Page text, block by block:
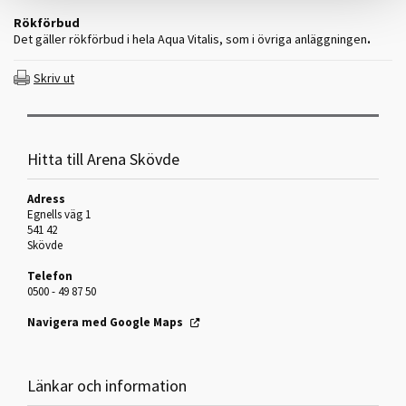
Rökförbud
Det gäller rökförbud i hela Aqua Vitalis, som i övriga anläggningen.
Skriv ut
Hitta till Arena Skövde
Adress
Egnells väg 1
541 42
Skövde
Telefon
0500 - 49 87 50
Navigera med Google Maps
Länkar och information